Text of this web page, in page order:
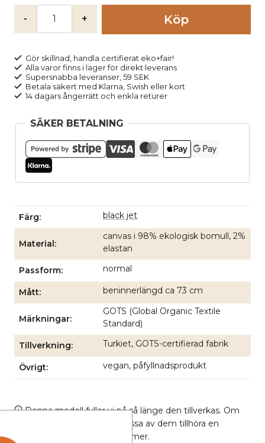
CALLA
svart
mängd
Köp
Gör skillnad, handla certifierat eko+fair!
Alla varor finns i lager för direkt leverans
Supersnabba leveranser, 59 SEK
Betala säkert med Klarna, Swish eller kort
14 dagars ångerrätt och enkla returer
SÄKER BETALNING
Färg black jet
Material
canvas i 98% ekologisk bomull, 2%
elastan
Passform normal
Mått beninnerlängd ca 73 cm
Märkningar
GOTS (Global Organic Textile
Standard)
Tillverkning Turkiet, GOTS-certifierad fabrik
Övrigt vegan, påfyllnadsprodukt
Denna modell fyller vi på så länge den tillverkas. Om
den finns i flera färger kan vissa av dem tillhöra en
kollektion som inte återkommer.